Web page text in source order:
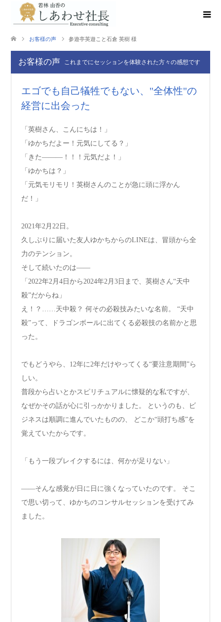
お客様の声 参遊亭英遊こと石倉 英樹 様
お客様の声 これまでにセッションを体験された方々の感想です
エゴでも自己犠牲でもない、"全体性"の
経営に出会った
「英樹さん、こんにちは！」
「ゆかちだよー！元気にしてる？」
「きた―――！！！元気だよ！」
「ゆかちは？」
「元気モリモリ！英樹さんのことが急に頭に浮かん
だ！」
2021年2月22日。
久しぶりに届いた友人ゆかちからのLINEは、冒頭から全
力のテンション。
そして続いたのは――
「2022年2月4日から2024年2月3日まで、英樹さん“天中
殺”だからね」
え！？……天中殺？ 何その必殺技みたいな名前。 “天中
殺”って、ドラゴンボールに出てくる必殺技の名前かと思
った。
でもどうやら、12年に2年だけやってくる“要注意期間”ら
しい。
普段から占いとかスピリチュアルに懐疑的な私ですが、
なぜかその話が心に引っかかりました。 というのも、ビ
ジネスは順調に進んでいたものの、 どこか“頭打ち感”を
覚えていたからです。
「もう一段ブレイクするには、何かが足りない」
――そんな感覚が日に日に強くなっていたのです。 そこ
で思い切って、ゆかちのコンサルセッションを受けてみ
ました。